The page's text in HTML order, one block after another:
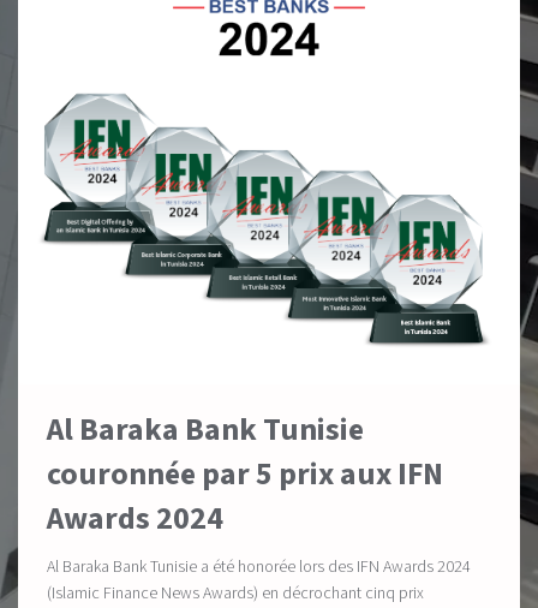
Al Baraka Bank Tunisie
couronnée par 5 prix aux IFN
Awards 2024
Al Baraka Bank Tunisie a été honorée lors des IFN Awards 2024
(Islamic Finance News Awards) en décrochant cinq prix